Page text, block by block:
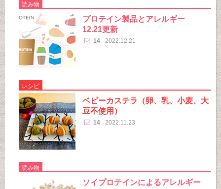
読み物
プロテイン製品とアレルギー
12.21更新
14 2022.12.21
レシピ
ベビーカステラ（卵、乳、小麦、大
豆不使用）
14 2022.11.23
読み物
ソイプロテインによるアレルギー